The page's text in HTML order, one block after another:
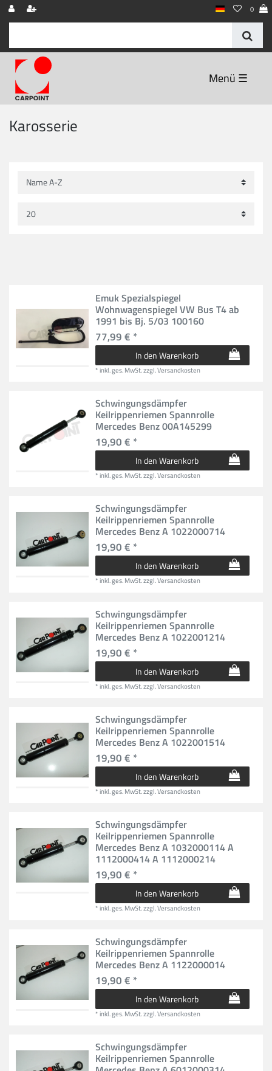
0
☰
Karosserie
Emuk Spezialspiegel
Wohnwagenspiegel VW Bus T4 ab
1991 bis Bj. 5/03 100160
77,99 € *
In den Warenkorb
*inkl. ges. MwSt.zzgl.Versandkosten
Schwingungsdämpfer
Keilrippenriemen Spannrolle
Mercedes Benz 00A145299
19,90 € *
In den Warenkorb
*inkl. ges. MwSt.zzgl.Versandkosten
Schwingungsdämpfer
Keilrippenriemen Spannrolle
Mercedes Benz A 1022000714
19,90 € *
In den Warenkorb
*inkl. ges. MwSt.zzgl.Versandkosten
Schwingungsdämpfer
Keilrippenriemen Spannrolle
Mercedes Benz A 1022001214
19,90 € *
In den Warenkorb
*inkl. ges. MwSt.zzgl.Versandkosten
Schwingungsdämpfer
Keilrippenriemen Spannrolle
Mercedes Benz A 1022001514
19,90 € *
In den Warenkorb
*inkl. ges. MwSt.zzgl.Versandkosten
Schwingungsdämpfer
Keilrippenriemen Spannrolle
Mercedes Benz A 1032000114 A
1112000414 A 1112000214
19,90 € *
In den Warenkorb
*inkl. ges. MwSt.zzgl.Versandkosten
Schwingungsdämpfer
Keilrippenriemen Spannrolle
Mercedes Benz A 1122000014
19,90 € *
In den Warenkorb
*inkl. ges. MwSt.zzgl.Versandkosten
Schwingungsdämpfer
Keilrippenriemen Spannrolle